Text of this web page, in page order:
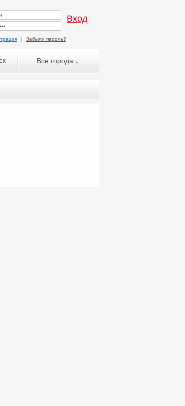
| Забыли пароль?
Все города ↓